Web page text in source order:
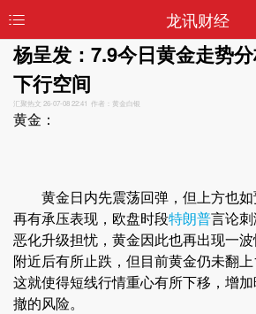
龙讯财经
杨呈发：7.9今日黄金走势
下行空间
汇聚热文 26-07-08 22:41 作者：黄金白银
黄金：
黄金日内先震荡回弹，但上方也如
再有承压表现，欧盘时段特朗普言论
恶化升级担忧，黄金因此也再出现一
附近后有所止跌，但目前黄金仍未翻上
这就使得短线行情重心有所下移，增
撤的风险。